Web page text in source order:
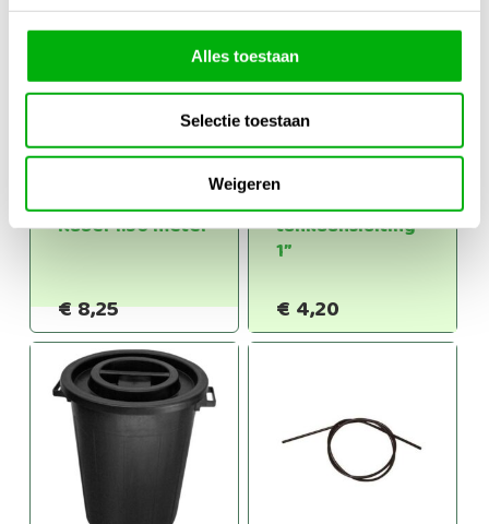
Alles toestaan
Selectie toestaan
Weigeren
Lux-Rooting
Kabel 1.50 meter
€8,25
PE
tankaansluiting
1”
€ 4,20